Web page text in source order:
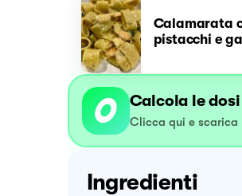
Calamarata
pistacchi e
Calcola le
Clicca qui e scarica
Ingredienti